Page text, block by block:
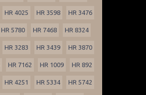
HR 4025 HR 3598 HR 3476
HR 5780 HR 7468 HR 8324
HR 3283 HR 3439 HR 3870
HR 7162 HR 1009 HR 892
HR 4251 HR 5334 HR 5742